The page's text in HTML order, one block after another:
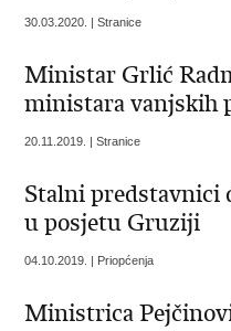
30.03.2020. | Stranice
Ministar Grlić
ministara vanjskih
20.11.2019. | Stranice
Stalni predstavnici
u posjetu Gruziji
04.10.2019. | Priopćenja
Ministrica